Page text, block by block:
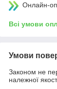
Онлайн-
Всі умови
Умови
Законом не
належної